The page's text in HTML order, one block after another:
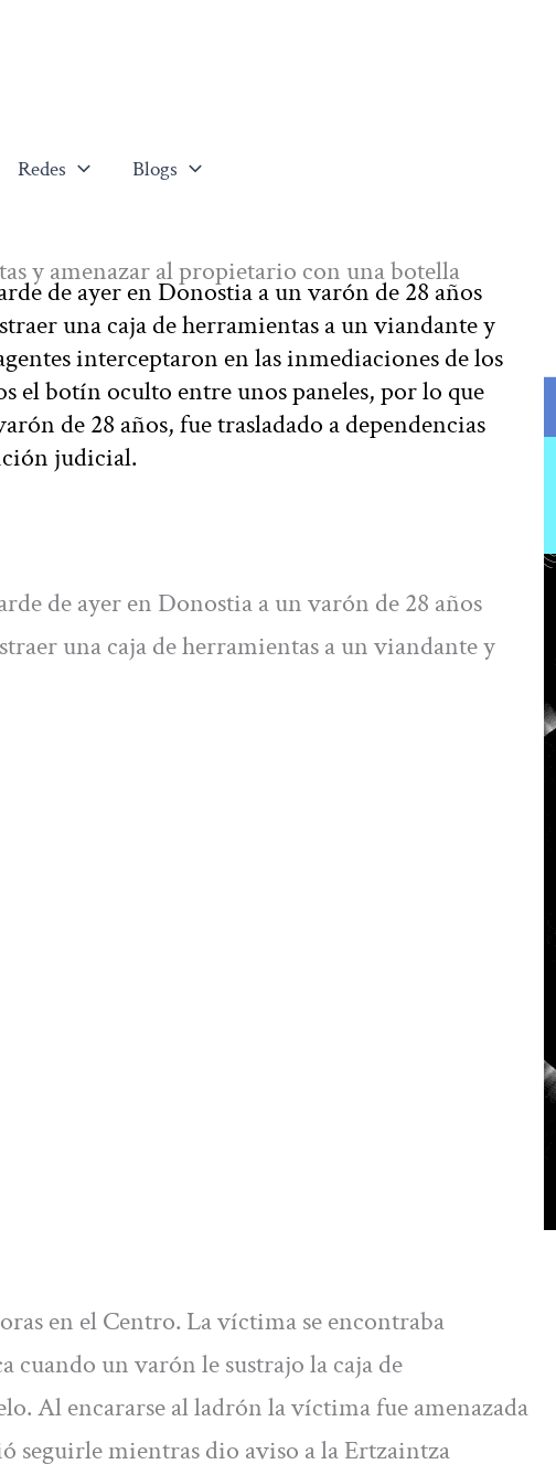
Redes Blogs
y amenazar al propietario con una botella
de ayer en Donostia a un varón de 28 años
una caja de herramientas a un viandante y
interceptaron en las inmediaciones de los
el botín oculto entre unos paneles, por lo que
de 28 años, fue trasladado a dependencias
judicial.
de ayer en Donostia a un varón de 28 años
una caja de herramientas a un viandante y
en el Centro. La víctima se encontraba
un varón le sustrajo la caja de
Al encararse al ladrón la víctima fue amenazada
seguirle mientras dio aviso a la Ertzaintza